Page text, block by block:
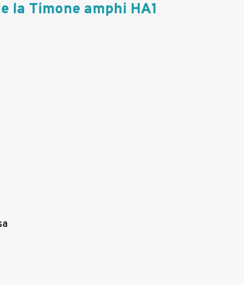
la Timone amphi HA1